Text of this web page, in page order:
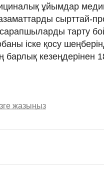
ұйымдар
сырттай-
сарапшыларды тарту
іске қосу
барлық кезеңдерінен
жазыңыз